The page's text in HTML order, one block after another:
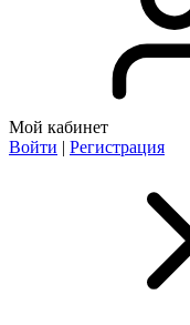
Мой кабинет
Войти | Регистрация